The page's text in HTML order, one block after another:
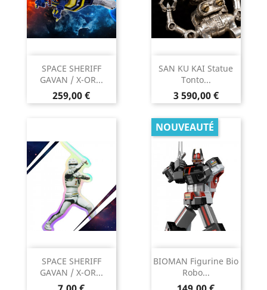
SPACE SHERIFF
GAVAN / X-OR...
Prix
259,00 €
SAN KU KAI Statue
Tonto...
Prix
3 590,00 €
SPACE SHERIFF
GAVAN / X-OR...
BIOMAN Figurine Bio
Robo...
NOUVEAUTÉ